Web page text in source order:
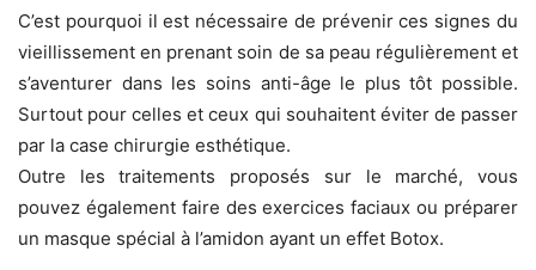
C’est pourquoi il est nécessaire de prévenir ces signes du
vieillissement en prenant soin de sa peau régulièrement et
s’aventurer dans les soins anti-âge le plus tôt possible.
Surtout pour celles et ceux qui souhaitent éviter de passer
par la case chirurgie esthétique.
Outre les traitements proposés sur le marché, vous
pouvez également faire des exercices faciaux ou préparer
un masque spécial à l’amidon ayant un effet Botox.